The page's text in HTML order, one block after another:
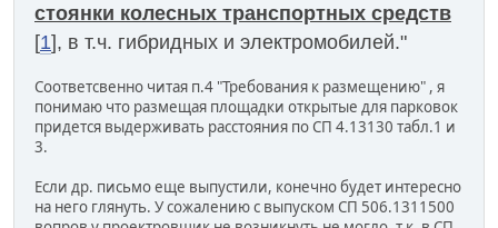
стоянки колесных транспортных средств
[1], в т.ч. гибридных и электромобилей."
Соответсвенно читая п.4 "Требования к размещению" , я
понимаю что размещая площадки открытые для парковок
придется выдерживать расстояния по СП 4.13130 табл.1 и
3.
Если др. письмо еще выпустили, конечно будет интересно
на него глянуть. У сожалению с выпуском СП 506.1311500